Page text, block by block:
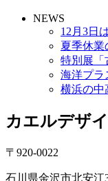
NEWS
12月3日
夏季休業
特別展「
海洋プラ
横浜の中
カエルデザ
〒920-0022
石川県金沢市北安江